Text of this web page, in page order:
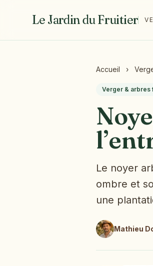
Le Jardin du Fruitier
Accueil ›
Verger & arbres
Le noyer
ombre et
une
Mathieu